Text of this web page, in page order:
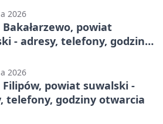
2026
powiat
- adresy, telefony, godziny
2026
powiat suwalski -
telefony, godziny otwarcia